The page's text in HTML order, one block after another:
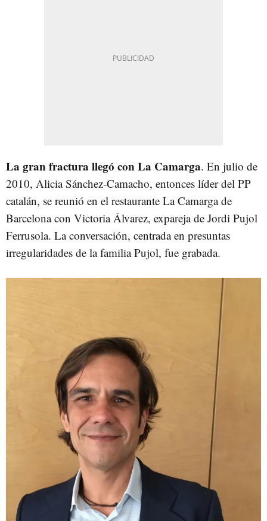
La gran fractura llegó con La Camarga. En julio de
2010, Alicia Sánchez-Camacho, entonces líder del PP
catalán, se reunió en el restaurante La Camarga de
Barcelona con Victoria Álvarez, expareja de Jordi Pujol
Ferrusola. La conversación, centrada en presuntas
irregularidades de la familia Pujol, fue grabada.